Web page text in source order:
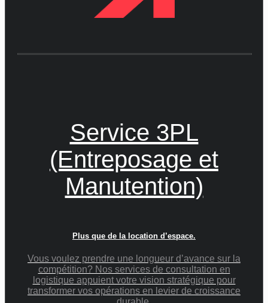
Service 3PL
(Entreposage et
Manutention)
Plus que de la location d’espace.
Vous voulez prendre une longueur d’avance sur la
compétition? Nos services de consultation en
logistique appuient votre vision stratégique pour
transformer vos opérations en levier de croissance